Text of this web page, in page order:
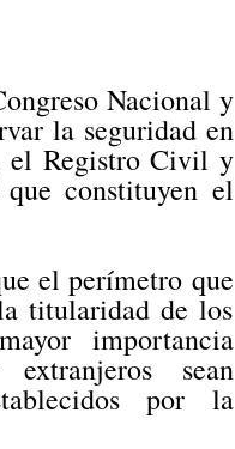
Nacional y
la seguridad en
el Registro Civil y
constituyen el
el perímetro que
titularidad de los
importancia
sean
por la